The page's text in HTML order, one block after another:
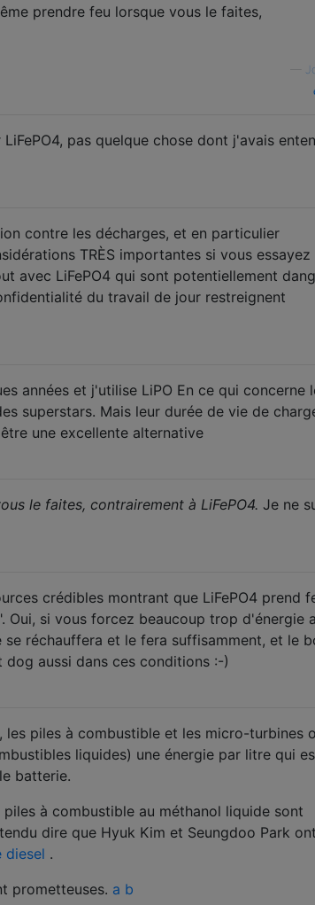
prendre feu lorsque vous le faites,
pas quelque chose dont j'avais
contre les décharges, et en particulier
TRÈS importantes si vous essayez
avec LiFePO4 qui sont potentiellement
du travail de jour restreignent
années et j'utilise LiPO En ce qui concerne
superstars. Mais leur durée de vie de
une excellente alternative
le faites, contrairement à LiFePO4. Je ne
crédibles montrant que LiFePO4 prend
Oui, si vous forcez beaucoup trop d'énergie
réchauffera et le fera suffisamment, et le
aussi dans ces conditions :-)
piles à combustible et les micro-turbines
liquides) une énergie par litre qui
batterie.
à combustible au méthanol liquide sont
dire que Hyuk Kim et Seungdoo Park ont
diesel .
prometteuses. a b